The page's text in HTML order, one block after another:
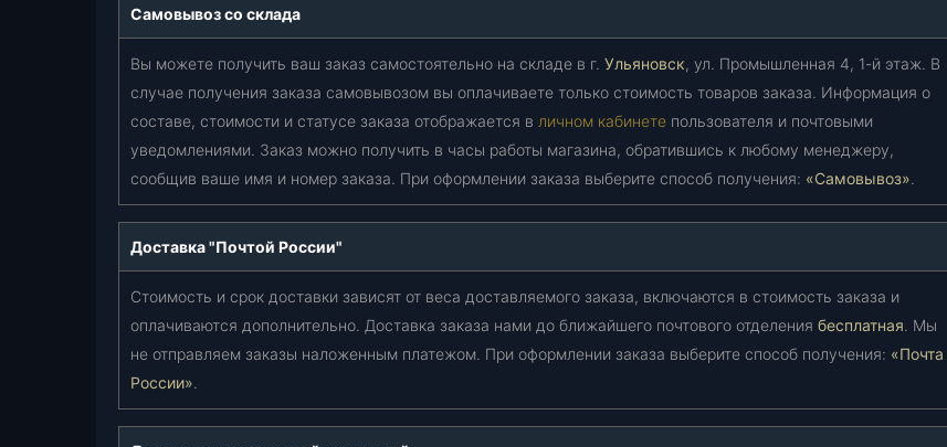
Самовывоз со склада
Вы можете получить ваш заказ самостоятельно на складе в г. Ульяновск, ул. Промышленная 4, 1-й этаж. В
случае получения заказа самовывозом вы оплачиваете только стоимость товаров заказа. Информация о
составе, стоимости и статусе заказа отображается в личном кабинете пользователя и почтовыми
уведомлениями. Заказ можно получить в часы работы магазина, обратившись к любому менеджеру,
сообщив ваше имя и номер заказа. При оформлении заказа выберите способ получения: «Самовывоз».
Доставка "Почтой России"
Стоимость и срок доставки зависят от веса доставляемого заказа, включаются в стоимость заказа и
оплачиваются дополнительно. Доставка заказа нами до ближайшего почтового отделения бесплатная. Мы
не отправляем заказы наложенным платежом. При оформлении заказа выберите способ получения: «Почта
России».